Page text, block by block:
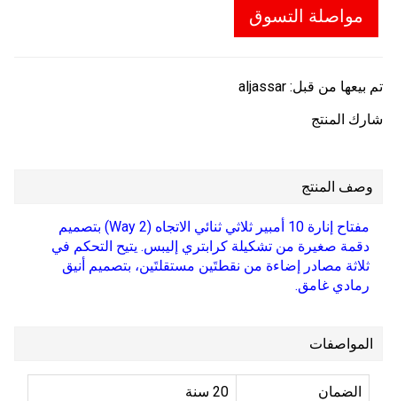
مواصلة التسوق
تم بيعها من قبل: aljassar
شارك المنتج
وصف المنتج
مفتاح إنارة 10 أمبير ثلاثي ثنائي الاتجاه (2 Way) بتصميم
دقمة صغيرة من تشكيلة كرابتري إليبس. يتيح التحكم في
ثلاثة مصادر إضاءة من نقطتَين مستقلتَين، بتصميم أنيق
رمادي غامق.
المواصفات
الضمان 20 سنة